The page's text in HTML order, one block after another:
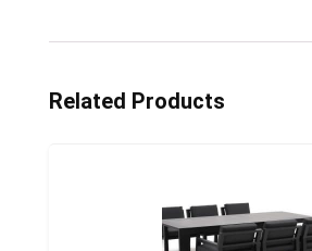
Related Products